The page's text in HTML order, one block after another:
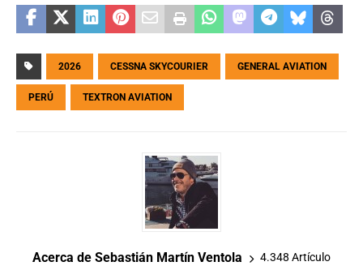
2026 CESSNA SKYCOURIER GENERAL AVIATION
PERÚ TEXTRON AVIATION
Acerca de Sebastián Martín Ventola 4.348 Artículo